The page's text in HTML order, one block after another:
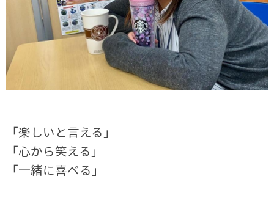
「楽しいと言える」
「心から笑える」
「一緒に喜べる」